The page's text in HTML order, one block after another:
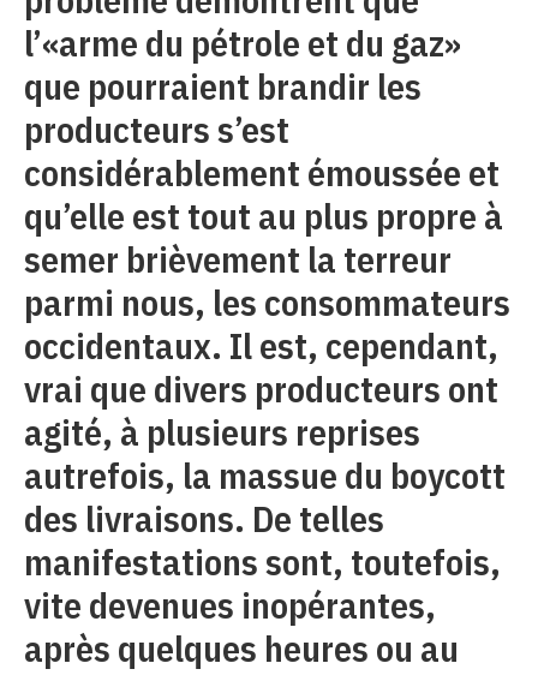
l’«arme du pétrole et du gaz»
que pourraient brandir les
producteurs s’est
considérablement émoussée et
qu’elle est tout au plus propre à
semer brièvement la terreur
parmi nous, les consommateurs
occidentaux. Il est, cependant,
vrai que divers producteurs ont
agité, à plusieurs reprises
autrefois, la massue du boycott
des livraisons. De telles
manifestations sont, toutefois,
vite devenues inopérantes,
après quelques heures ou au